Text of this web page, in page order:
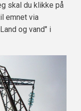
skal du klikke på
emnet via
og vand" i